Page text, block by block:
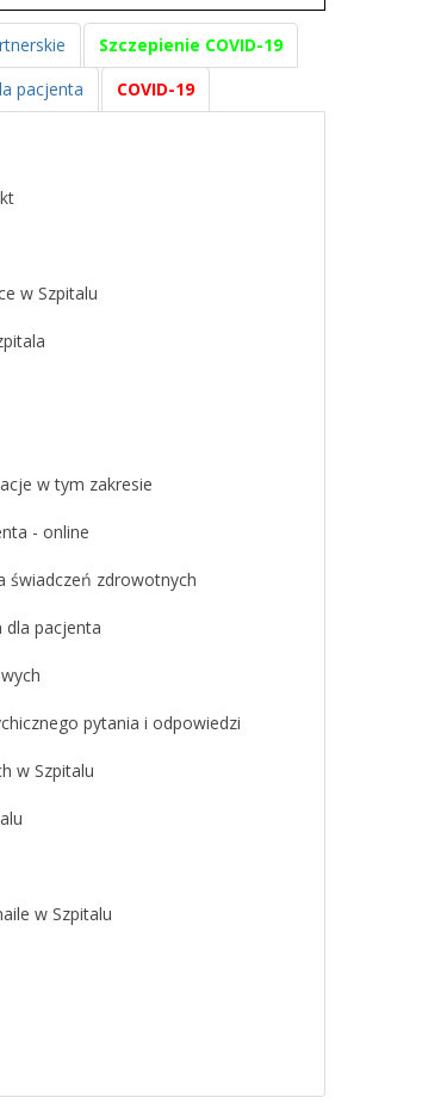
Szczepienie COVID-19
pacjenta
COVID-19
w Szpitalu
w tym zakresie
- online
świadczeń zdrowotnych
dla pacjenta
pytania i odpowiedzi
w Szpitalu
w Szpitalu